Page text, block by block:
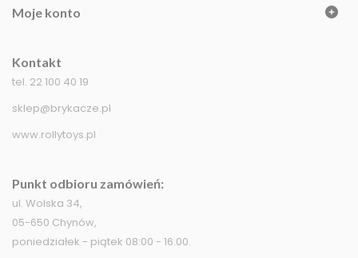
Moje konto
Kontakt
tel. 22 100 40 19
sklep@brykacze.pl
www.rollytoys.pl
Punkt odbioru zamówień:
ul. Wolska 34,
05-650 Chynów,
poniedziałek - piątek 08:00 - 16:00.